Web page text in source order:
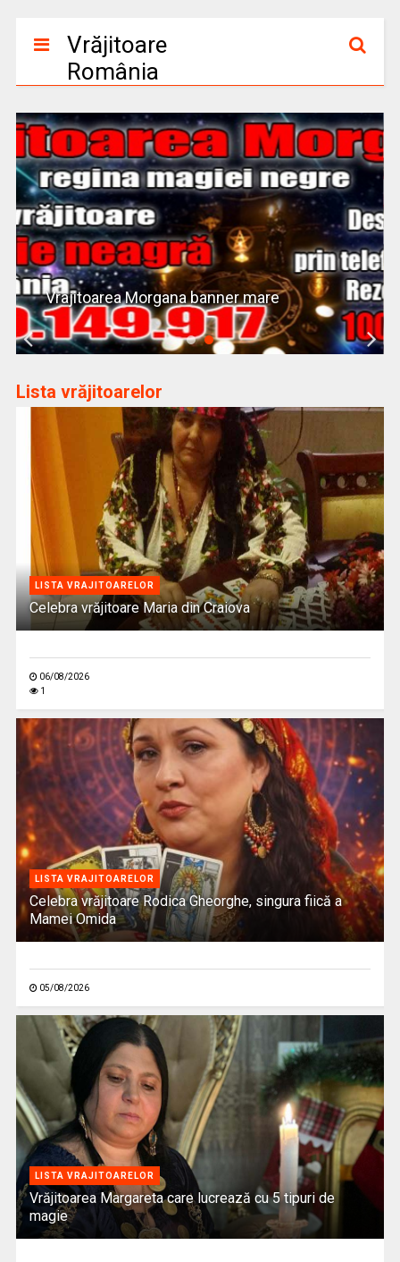
Vrăjitoare
România
Vrajitoarea Morgana banner mare
Lista vrăjitoarelor
LISTA VRAJITOARELOR
Celebra vrăjitoare Maria din Craiova
06/08/2026
1
LISTA VRAJITOARELOR
Celebra vrăjitoare Rodica Gheorghe, singura fiică a
Mamei Omida
05/08/2026
LISTA VRAJITOARELOR
Vrăjitoarea Margareta care lucrează cu 5 tipuri de
magie